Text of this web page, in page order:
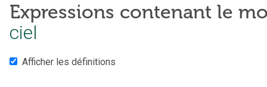
Expressions contenant le
ciel
Afficher les définitions